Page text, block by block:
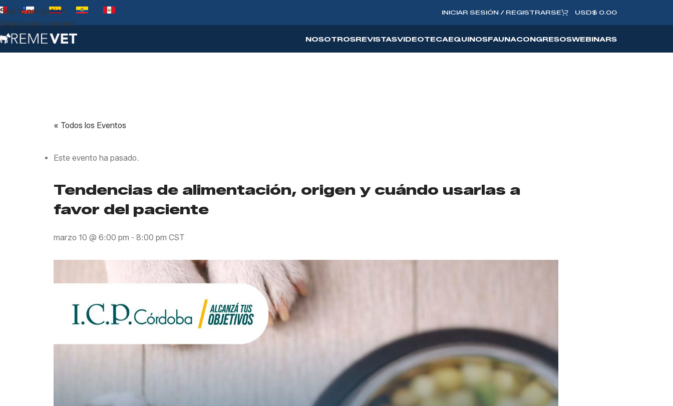
Skip to navigation
Skip to main content
INICIAR SESIÓN / REGISTRARSE USD$ 0.00
NOSOTROSREVISTASVIDEOTECAEQUINOSFAUNACONGRESOSWEBINARS
« Todos los Eventos
Este evento ha pasado.
Tendencias de alimentación, origen y cuándo usarlas a
favor del paciente
marzo 10 @ 6:00 pm - 8:00 pm CST